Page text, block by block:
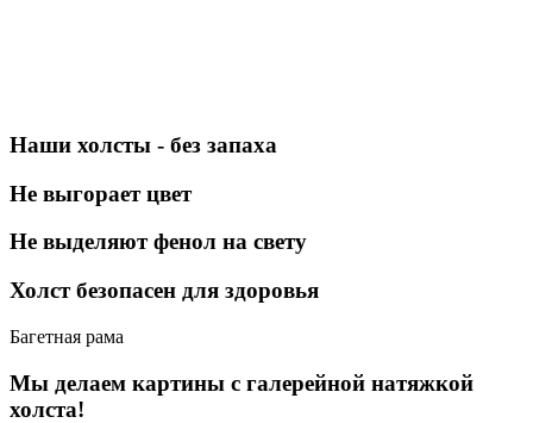
Наши холсты - без запаха
Не выгорает цвет
Не выделяют фенол на свету
Холст безопасен для здоровья
Багетная рама
Мы делаем картины с галерейной натяжкой
холста!